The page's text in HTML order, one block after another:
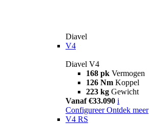
Diavel
V4
Diavel V4
168 pk Vermogen
126 Nm Koppel
223 kg Gewicht
Vanaf €33.090 i
Configureer Ontdek meer
V4 RS